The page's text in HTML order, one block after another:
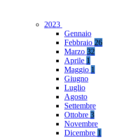
2023
Gennaio
Febbraio 26
Marzo 32
Aprile 1
Maggio 1
Giugno
Luglio
Agosto
Settembre
Ottobre 3
Novembre
Dicembre 1